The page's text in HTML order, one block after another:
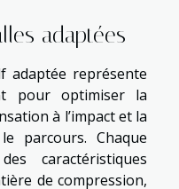
adaptées
adaptée représente
pour optimiser la
à l’impact et la
parcours. Chaque
caractéristiques
de compression,